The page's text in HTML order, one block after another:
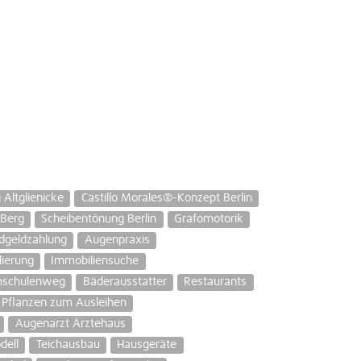
Altglienicke
Castillo Morales®-Konzept Berlin
Scheibentönung Berlin
Grafomotorik
Augenpraxis
Immobiliensuche
Bäderausstatter
Restaurants
Pflanzen zum Ausleihen
Augenarzt Ärztehaus
Teichausbau
Hausgeräte